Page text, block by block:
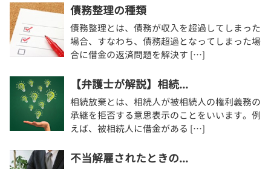
債務整理の種類
債務整理とは、債務が収入を超過してしまった
場合、すなわち、債務超過となってしまった場
合に借金の返済問題を解決す […]
【弁護士が解説】相続...
相続放棄とは、相続人が被相続人の権利義務の
承継を拒否する意思表示のことをいいます。例
えば、被相続人に借金がある […]
不当解雇されたときの...